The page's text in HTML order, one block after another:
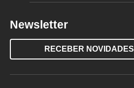
Newsletter
RECEBER NOVIDADES